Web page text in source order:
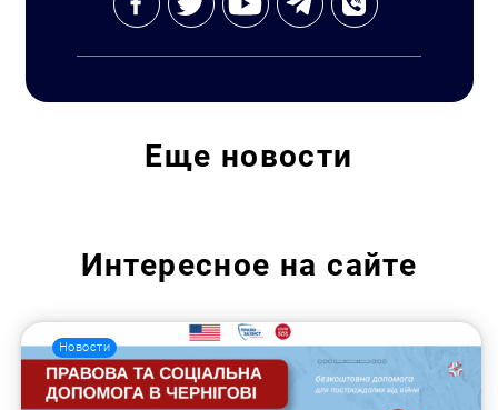
Еще новости
Интересное на сайте
Новости